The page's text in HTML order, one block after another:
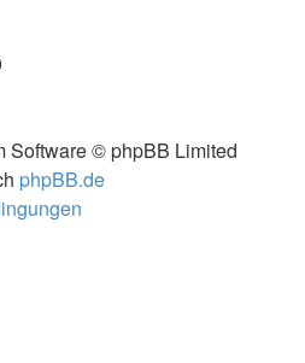
Software © phpBB Limited
phpBB.de